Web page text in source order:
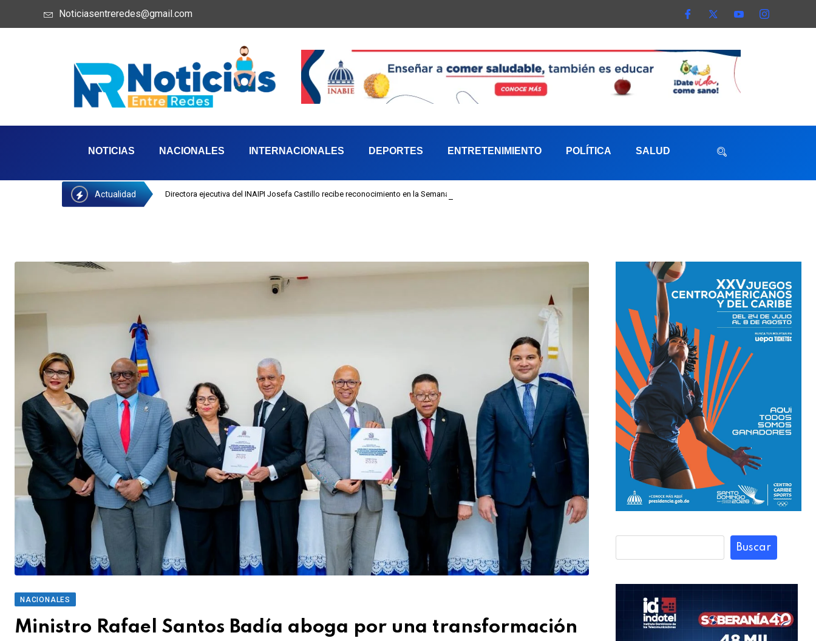
Noticiasentreredes@gmail.com
NOTICIAS NACIONALES INTERNACIONALES DEPORTES ENTRETENIMIENTO POLÍTICA SALUD
Actualidad Directora ejecutiva del INAIPI Josefa Castillo recibe reconocimiento en la Semana Mundial de la Lactancia Materna
NACIONALES
Ministro Rafael Santos Badía aboga por una transformación
Buscar